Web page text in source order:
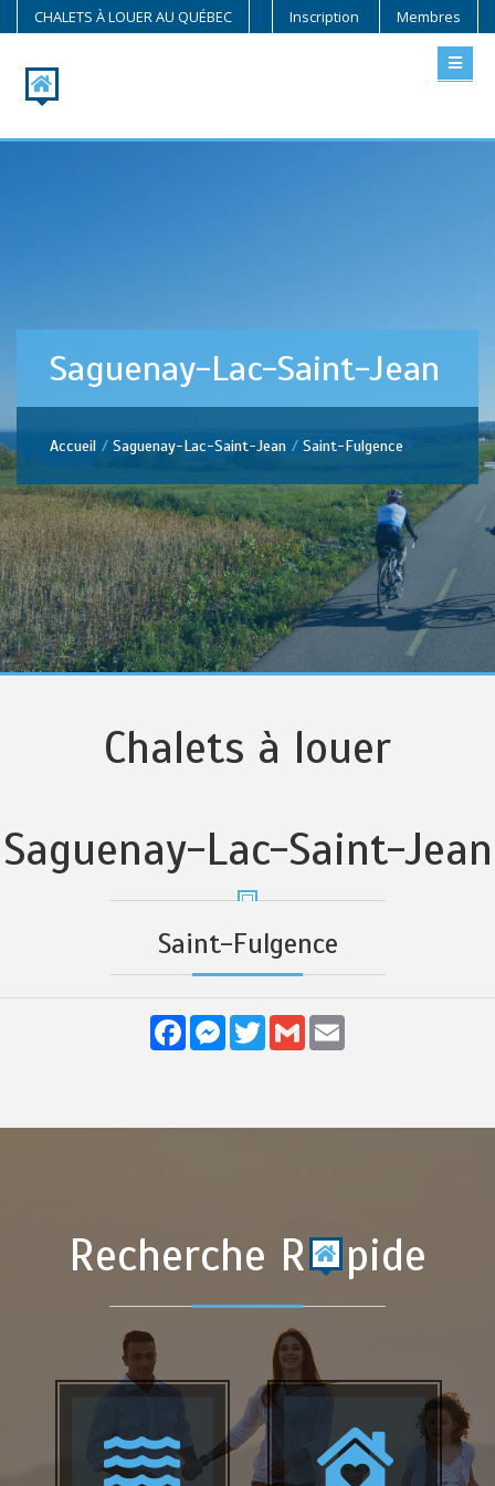
CHALETS À LOUER AU QUÉBEC Inscription Membres
Saguenay-Lac-Saint-Jean
Accueil Saguenay-Lac-Saint-Jean Saint-Fulgence
Chalets à louer
Saguenay-Lac-Saint-Jean
Saint-Fulgence
FacebookMessenger
TwitterGmail
Recherche R pide